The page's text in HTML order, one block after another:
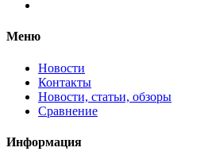
Меню
Новости
Контакты
Новости, статьи, обзоры
Сравнение
Информация